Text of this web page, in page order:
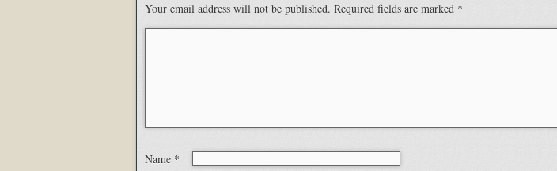
Your email address will not be published. Required fields are marked *
Name *